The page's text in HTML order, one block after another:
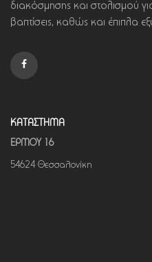
διακόσμησης και στολισμού
βαπτίσεις, καθώς και έπιπλα
ΚΑΤΑΣΤΗΜΑ
ΕΡΜΟΥ 16
54624 Θεσσαλονίκη